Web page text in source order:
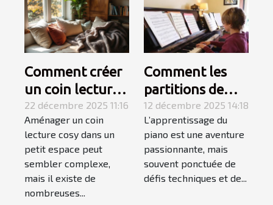
Comment créer
un coin lecture
cosy dans un
petit espace ?
22 décembre 2025 11:16
Aménager un coin
lecture cosy dans un
petit espace peut
sembler complexe,
mais il existe de
nombreuses...
Comment les
partitions de
niveau variable
favorisent
l'apprentissage
du piano ?
12 décembre 2025 14:18
L’apprentissage du
piano est une aventure
passionnante, mais
souvent ponctuée de
défis techniques et de...